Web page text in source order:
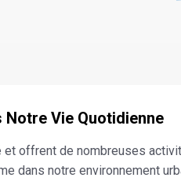
Notre Vie Quotidienne
offrent de nombreuses
dans notre environnement